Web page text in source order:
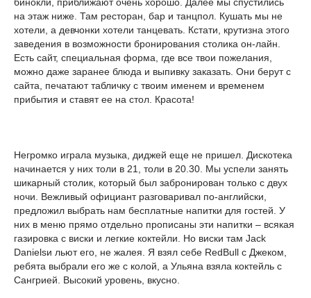
на этаж ниже. Там ресторан, бар и танцпол. Кушать мы не
хотели, а девчонки хотели танцевать. Кстати, крутизна этого
заведения в возможности бронирования столика он-лайн.
Есть сайт, специальная форма, где все твои пожелания,
можно даже заранее блюда и выпивку заказать. Они берут с
сайта, печатают табличку с твоим именем и временем
прибытия и ставят ее на стол. Красота!
Негромко играла музыка, диджей еще не пришел. Дискотека
начинается у них толи в 21, толи в 20.30. Мы успели занять
шикарный столик, который был забронирован только с двух
ночи. Вежливый официант разговаривал по-английски,
предложил выбрать нам бесплатные напитки для гостей. У
них в меню прямо отдельно прописаны эти напитки – всякая
газировка с виски и легкие коктейли. Но виски там Jack
Danielsи льют его, не жалея. Я взял себе RedBull с Джеком,
ребята выбрали его же с колой, а Ульяна взяла коктейль с
Сангрией. Высокий уровень, вкусно.